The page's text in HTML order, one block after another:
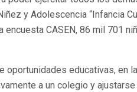
y Adolescencia “Infancia
encuesta CASEN, 86 mil
oportunidades educativas,
a un colegio y